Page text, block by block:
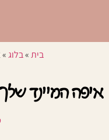
בית»בלוג»
איפה המיינד